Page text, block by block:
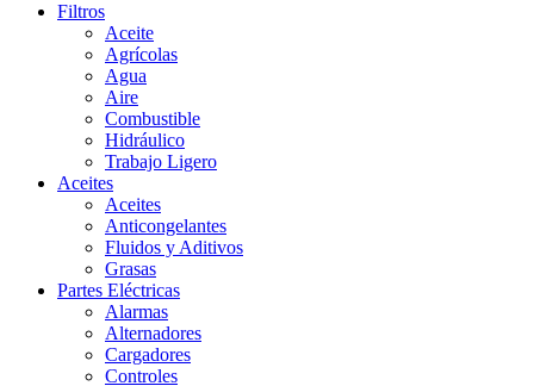
Filtros
Aceite
Agrícolas
Agua
Aire
Combustible
Hidráulico
Trabajo Ligero
Aceites
Aceites
Anticongelantes
Fluidos y Aditivos
Grasas
Partes Eléctricas
Alarmas
Alternadores
Cargadores
Controles